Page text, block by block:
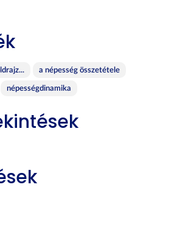
a népesség összetétele
népességdinamika